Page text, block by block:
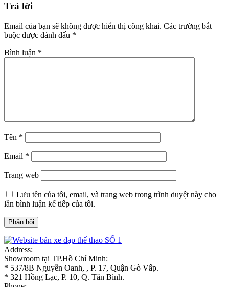
Trả lời
Email của bạn sẽ không được hiển thị công khai. Các trường bắt
buộc được đánh dấu *
Bình luận *
Tên *
Email *
Trang web
Lưu tên của tôi, email, và trang web trong trình duyệt này cho
lần bình luận kế tiếp của tôi.
Address:
Showroom tại TP.Hồ Chí Minh:
* 537/8B Nguyễn Oanh, , P. 17, Quận Gò Vấp.
* 321 Hồng Lạc, P. 10, Q. Tân Bình.